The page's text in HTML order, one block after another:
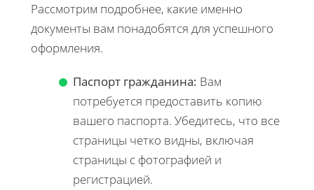
Рассмотрим подробнее, какие именно
документы вам понадобятся для успешного
оформления.
Паспорт гражданина: Вам
потребуется предоставить копию
вашего паспорта. Убедитесь, что все
страницы четко видны, включая
страницы с фотографией и
регистрацией.